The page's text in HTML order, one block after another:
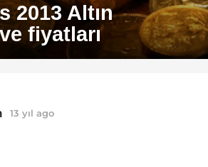
2013 Altın
fiyatları
13 yıl ago